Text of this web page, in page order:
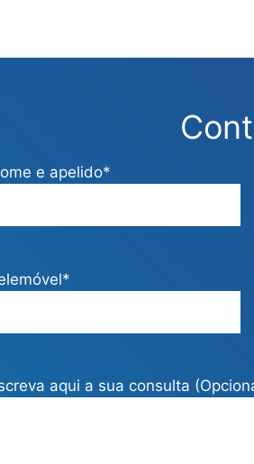
e apelido*
aqui a sua consulta